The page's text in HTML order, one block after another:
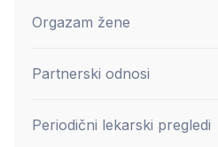
Orgazam žene
Partnerski odnosi
Periodični lekarski pregledi